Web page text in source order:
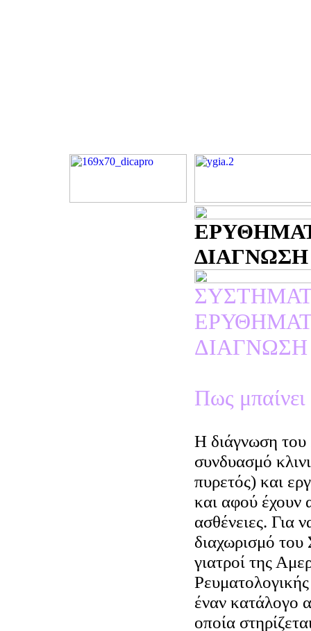
ΔΙΑΓΝΩΣΗ
ΔΙΑΓΝΩΣΗ
Πως
Η διάγνωση του
συνδυασμό
πυρετός) και
και αφού έχουν
ασθένειες. Για
διαχωρισμό
γιατροί της
έναν κατάλογο
οποία